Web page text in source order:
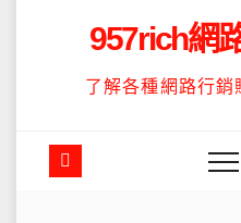
957rich網
了解各種網路行銷